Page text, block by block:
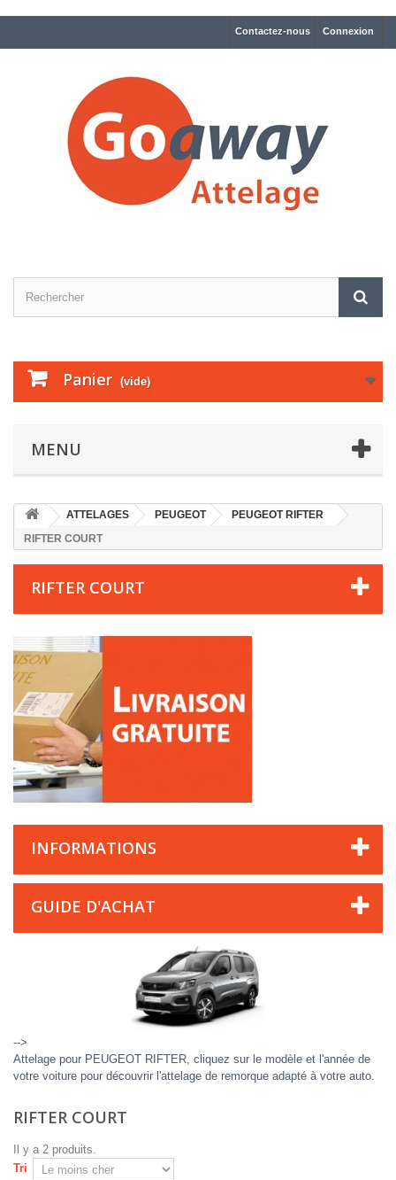
Connexion
Contactez-nous
Panier (vide)
MENU
ATTELAGES PEUGEOT
PEUGEOT RIFTER
RIFTER COURT
RIFTER COURT
INFORMATIONS
GUIDE D'ACHAT
-->
Attelage pour PEUGEOT RIFTER, cliquez sur le modèle et l'année de
votre voiture pour découvrir l'attelage de remorque adapté à votre auto.
RIFTER COURT
Il y a 2 produits.
Tri